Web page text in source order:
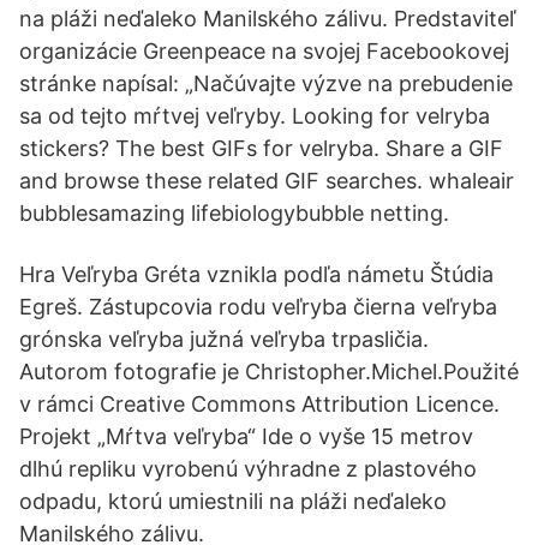
na pláži neďaleko Manilského zálivu. Predstaviteľ
organizácie Greenpeace na svojej Facebookovej
stránke napísal: „Načúvajte výzve na prebudenie
sa od tejto mŕtvej veľryby. Looking for velryba
stickers? The best GIFs for velryba. Share a GIF
and browse these related GIF searches. whaleair
bubblesamazing lifebiologybubble netting.
Hra Veľryba Gréta vznikla podľa námetu Štúdia
Egreš. Zástupcovia rodu veľryba čierna veľryba
grónska veľryba južná veľryba trpasličia.
Autorom fotografie je Christopher.Michel.Použité
v rámci Creative Commons Attribution Licence.
Projekt „Mŕtva veľryba“ Ide o vyše 15 metrov
dlhú repliku vyrobenú výhradne z plastového
odpadu, ktorú umiestnili na pláži neďaleko
Manilského zálivu.